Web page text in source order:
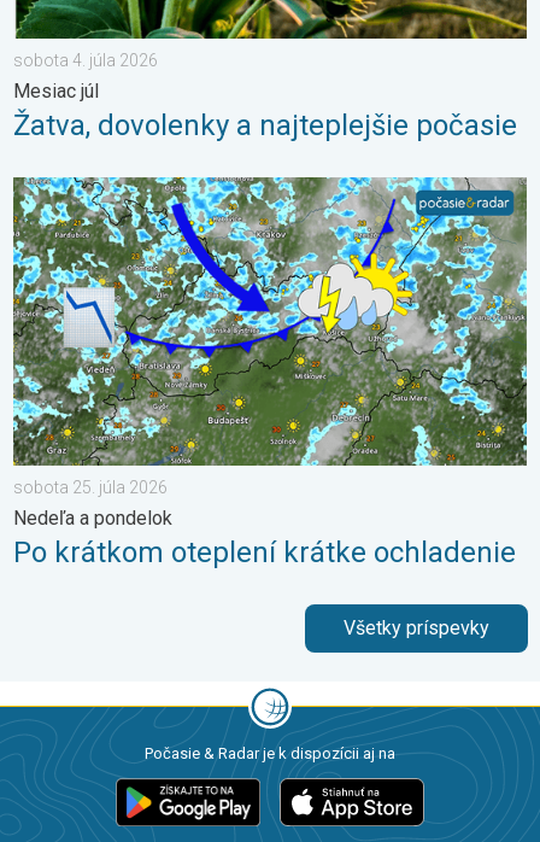
sobota 4. júla 2026
Mesiac júl
Žatva, dovolenky a najteplejšie počasie
Po krátkom oteplení krátke ochladenie. Nedeľa a pondelok. .
sobota 25. júla 2026
Nedeľa a pondelok
Po krátkom oteplení krátke ochladenie
Všetky príspevky
Počasie & Radar je k dispozícii aj na